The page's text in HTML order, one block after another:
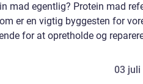
mad egentlig? Protein mad
er en vigtig byggesten for
for at opretholde og
03 juli